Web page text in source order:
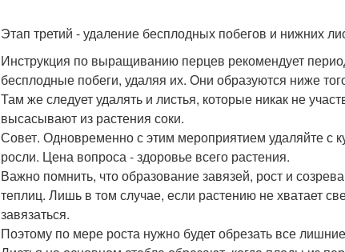
Этап третий - удаление бесплодных побегов и нижних
Инструкция по выращиванию перцев рекомендует
бесплодные побеги, удаляя их. Они образуются ниже
Там же следует удалять и листья, которые никак не
высасывают из растения соки.
Совет. Одновременно с этим мероприятием удаляйте с
росли. Цена вопроса - здоровье всего растения.
Важно помнить, что образование завязей, рост и
теплиц. Лишь в том случае, если растению не хватает
завязаться.
Поэтому по мере роста нужно будет обрезать все